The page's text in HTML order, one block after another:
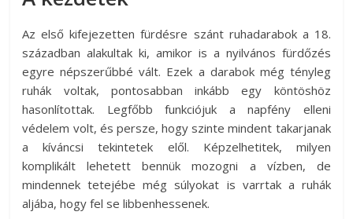
Az első kifejezetten fürdésre szánt ruhadarabok a 18.
században alakultak ki, amikor is a nyilvános fürdőzés
egyre népszerűbbé vált. Ezek a darabok még tényleg
ruhák voltak, pontosabban inkább egy köntöshöz
hasonlítottak. Legfőbb funkciójuk a napfény elleni
védelem volt, és persze, hogy szinte mindent takarjanak
a kíváncsi tekintetek elől. Képzelhetitek, milyen
komplikált lehetett bennük mozogni a vízben, de
mindennek tetejébe még súlyokat is varrtak a ruhák
aljába, hogy fel se libbenhessenek.